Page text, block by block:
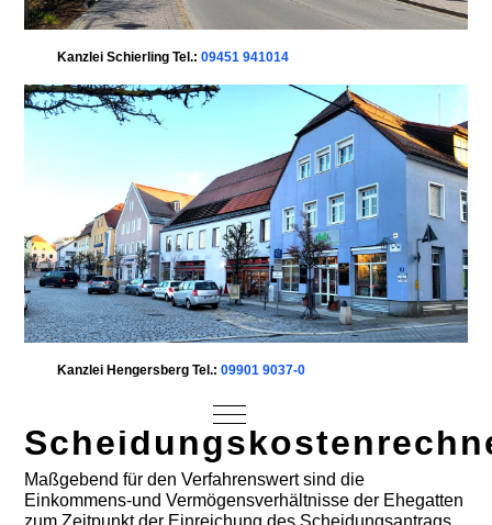
Kanzlei Schierling Tel.:09451 941014
Kanzlei Hengersberg Tel.:09901 9037-0
Mobile Menu Toggle
Maßgebend für den Verfahrenswert sind die
Einkommens-und Vermögensverhältnisse der Ehegatten